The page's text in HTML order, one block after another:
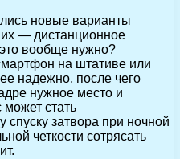
новые варианты
— дистанционное
вообще нужно?
на штативе или
надежно, после чего
нужное место и
стать
спуску затвора при ночной
четкости сотрясать